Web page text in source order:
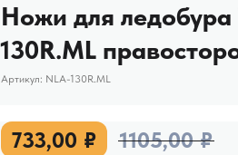
Ножи для
130R.ML
Артикул: NLA-130R.ML
733,00 ₽ 1105,00 ₽